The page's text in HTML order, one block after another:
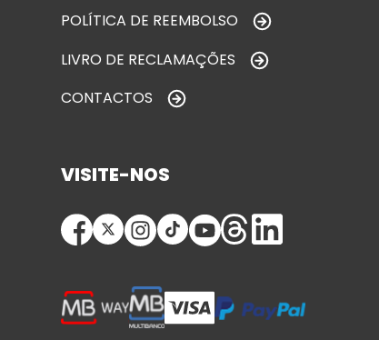
POLÍTICA DE REEMBOLSO
LIVRO DE RECLAMAÇÕES
CONTACTOS
VISITE-NOS